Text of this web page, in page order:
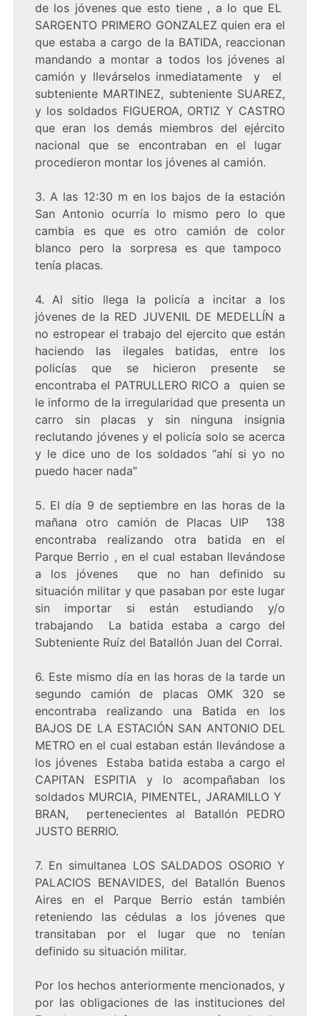
de los jóvenes que esto tiene , a lo que EL
SARGENTO PRIMERO GONZALEZ quien era el
que estaba a cargo de la BATIDA, reaccionan
mandando a montar a todos los jóvenes al
camión y llevárselos inmediatamente y el
subteniente MARTINEZ, subteniente SUAREZ,
y los soldados FIGUEROA, ORTIZ Y CASTRO
que eran los demás miembros del ejército
nacional que se encontraban en el lugar
procedieron montar los jóvenes al camión.
3. A las 12:30 m en los bajos de la estación
San Antonio ocurría lo mismo pero lo que
cambia es que es otro camión de color
blanco pero la sorpresa es que tampoco
tenía placas.
4. Al sitio llega la policía a incitar a los
jóvenes de la RED JUVENIL DE MEDELLÍN a
no estropear el trabajo del ejercito que están
haciendo las ilegales batidas, entre los
policías que se hicieron presente se
encontraba el PATRULLERO RICO a quien se
le informo de la irregularidad que presenta un
carro sin placas y sin ninguna insignia
reclutando jóvenes y el policía solo se acerca
y le dice uno de los soldados “ahí si yo no
puedo hacer nada”
5. El día 9 de septiembre en las horas de la
mañana otro camión de Placas UIP 138
encontraba realizando otra batida en el
Parque Berrio , en el cual estaban llevándose
a los jóvenes que no han definido su
situación militar y que pasaban por este lugar
sin importar si están estudiando y/o
trabajando La batida estaba a cargo del
Subteniente Ruíz del Batallón Juan del Corral.
6. Este mismo día en las horas de la tarde un
segundo camión de placas OMK 320 se
encontraba realizando una Batida en los
BAJOS DE LA ESTACIÓN SAN ANTONIO DEL
METRO en el cual estaban están llevándose a
los jóvenes Estaba batida estaba a cargo el
CAPITAN ESPITIA y lo acompañaban los
soldados MURCIA, PIMENTEL, JARAMILLO Y
BRAN, pertenecientes al Batallón PEDRO
JUSTO BERRIO.
7. En simultanea LOS SALDADOS OSORIO Y
PALACIOS BENAVIDES, del Batallón Buenos
Aires en el Parque Berrio están también
reteniendo las cédulas a los jóvenes que
transitaban por el lugar que no tenían
definido su situación militar.
Por los hechos anteriormente mencionados, y
por las obligaciones de las instituciones del